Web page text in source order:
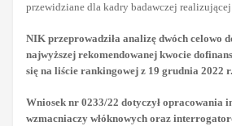
przewidziane dla kadry badawczej
NIK przeprowadziła analizę dwóch celowo
najwyższej rekomendowanej kwocie
się na liście rankingowej z 19 grudnia 2022 r.
Wniosek nr 0233/22 dotyczył opracowania
wzmacniaczy włóknowych oraz